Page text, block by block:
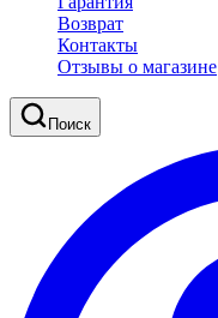
Возврат
Контакты
Отзывы о магазине
Поиск